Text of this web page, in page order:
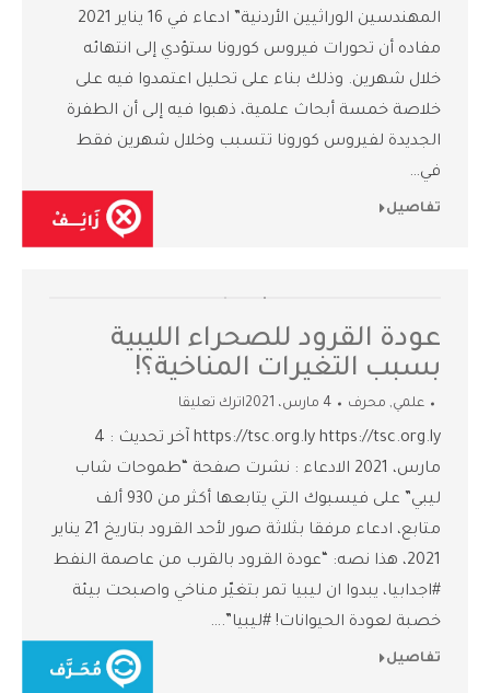
المهندسين الوراثيين الأردنية” ادعاء في 16 يناير 2021
مفاده أن تحورات فيروس كورونا ستؤدي إلى انتهائه
خلال شهرين. وذلك بناء على تحليل اعتمدوا فيه على
خلاصة خمسة أبحاث علمية، ذهبوا فيه إلى أن الطفرة
الجديدة لفيروس كورونا تتسبب وخلال شهرين فقط
في…
تفاصيل
عودة القرود للصحراء الليبية
بسبب التغيرات المناخية؟!
علمي, محرف 4 مارس، 2021 اترك تعليقا
https://tsc.org.ly https://tsc.org.ly آخر تحديث : 4
مارس، 2021 الادعاء : نشرت صفحة “طموحات شاب
ليبي” على فيسبوك التي يتابعها أكثر من 930 ألف
متابع، ادعاء مرفقا بثلاثة صور لأحد القرود بتاريخ 21 يناير
2021، هذا نصه: “عودة القرود بالقرب من عاصمة النفط
#اجدابيا، يبدوا ان ليبيا تمر بتغيّر مناخي واصبحت بيئة
خصبة لعودة الحيوانات! #ليبيا”.…
تفاصيل